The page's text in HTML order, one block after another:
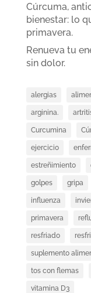
Cúrcuma,
bienestar: lo
primavera.
Renueva tu
sin dolor.
alergias
arginina.
Curcumina
ejercicio
estreñimiento
golpes gripa
influenza
primavera
resfriado
suplemento
tos con flemas
vitamina D3